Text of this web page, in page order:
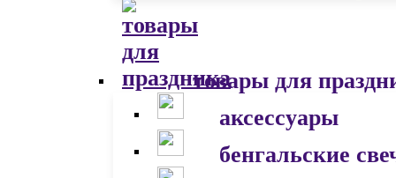
товары для
аксессуары
бенгальские